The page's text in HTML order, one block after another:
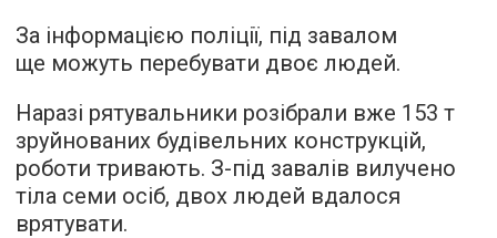
За інформацією поліції, під завалом
ще можуть перебувати двоє людей.
Наразі рятувальники розібрали вже 153 т
зруйнованих будівельних конструкцій,
роботи тривають. З-під завалів вилучено
тіла семи осіб, двох людей вдалося
врятувати.